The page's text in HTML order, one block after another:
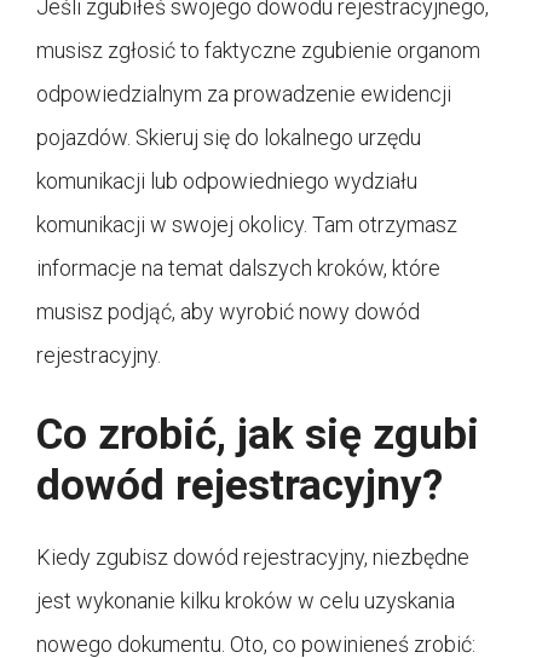
Jeśli zgubiłeś swojego dowodu rejestracyjnego,
musisz zgłosić to faktyczne zgubienie organom
odpowiedzialnym za prowadzenie ewidencji
pojazdów. Skieruj się do lokalnego urzędu
komunikacji lub odpowiedniego wydziału
komunikacji w swojej okolicy. Tam otrzymasz
informacje na temat dalszych kroków, które
musisz podjąć, aby wyrobić nowy dowód
rejestracyjny.
Co zrobić, jak się zgubi
dowód rejestracyjny?
Kiedy zgubisz dowód rejestracyjny, niezbędne
jest wykonanie kilku kroków w celu uzyskania
nowego dokumentu. Oto, co powinieneś zrobić: